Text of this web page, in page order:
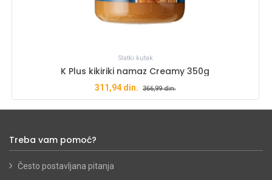
Slatki kutak
K Plus kikiriki namaz Creamy 350g
311,94din. 366,99din.
Treba vam pomoć?
Često postavljana pitanja